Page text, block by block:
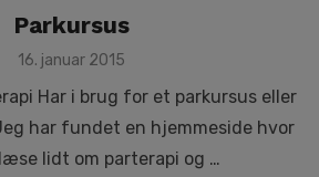
Parkursus
Posted
16. januar 2015
Har i brug for et parkursus eller
har fundet en hjemmeside hvor
lidt om parterapi og …